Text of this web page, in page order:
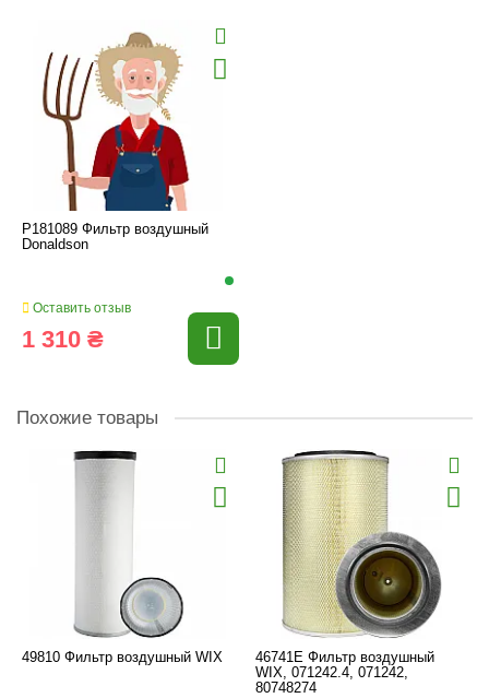
P181089 Фильтр воздушный
Donaldson
Оставить отзыв
1 310 ₴
Похожие товары
49810 Фильтр воздушный WIX
46741E Фильтр воздушный
WIX, 071242.4, 071242,
80748274